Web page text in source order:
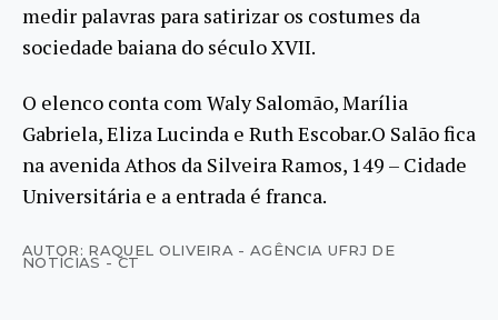
medir palavras para satirizar os costumes da
sociedade baiana do século XVII.
O elenco conta com Waly Salomão, Marília
Gabriela, Eliza Lucinda e Ruth Escobar.O Salão fica
na avenida Athos da Silveira Ramos, 149 – Cidade
Universitária e a entrada é franca.
AUTOR: RAQUEL OLIVEIRA - AGÊNCIA UFRJ DE
NOTÍCIAS - CT